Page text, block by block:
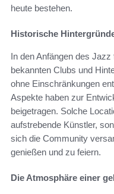
heute bestehen.
Historische
In den Anfängen des
bekannten Clubs und
ohne Einschränkungen
Aspekte haben zur
beigetragen. Solche
aufstrebende Künstler,
sich die Community
genießen und zu feiern.
Die Atmosphäre einer